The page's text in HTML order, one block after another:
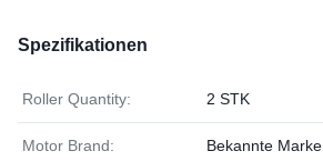
Spezifikationen
Roller Quantity: 2 STK
Motor Brand: Bekannte Marke